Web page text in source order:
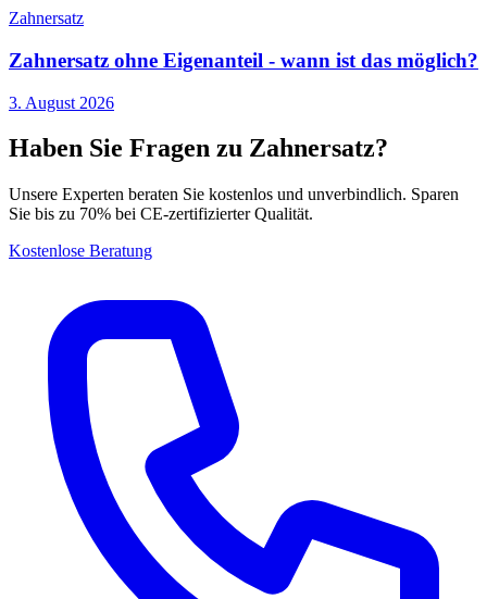
Zahnersatz
Zahnersatz ohne Eigenanteil - wann ist das möglich?
3. August 2026
Haben Sie Fragen zu Zahnersatz?
Unsere Experten beraten Sie kostenlos und unverbindlich. Sparen
Sie bis zu 70% bei CE-zertifizierter Qualität.
Kostenlose Beratung